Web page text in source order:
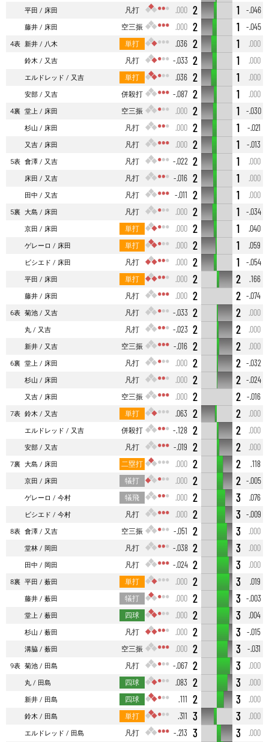
平田 床田 凡打 .000 2 1
-.046
藤井
床田 空三振 .000 2 1
-.045
4表 新井 八木 単打 .036 2 1
.000
鈴木
又吉 凡打 -.033 2 1
.000
エルドレッド
又吉 単打 .036 2 1
.000
安部
又吉 併殺打 -.087 2 1
.000
4裏 堂上 床田 空三振 .000 2 1
-.030
杉山
床田 凡打 .000 2 1
-.021
又吉
床田 凡打 .000 2 1
-.013
5表 會澤 又吉 凡打 -.022 2 1
.000
床田
又吉 凡打 -.016 2 1
.000
田中
又吉 凡打 -.011 2 1
.000
5裏 大島 床田 凡打 .000 2 1
-.034
京田
床田 単打 .000 2 1
.040
ゲレーロ
床田 単打 .000 2 1
.059
ビシエド
床田 凡打 .000 2 1
-.054
平田
床田 単打 .000 2 2
.166
藤井
床田 凡打 .000 2 2 -.074
6表 菊池 又吉 凡打 -.033 2 2
.000
丸
又吉 凡打 -.023 2 2
.000
新井
又吉 空三振 -.016 2 2
.000
6裏 堂上 床田 凡打 .000 2 2 -.032
杉山
床田 凡打 .000 2 2 -.024
又吉
床田 空三振 .000 2 2
-.016
7表 鈴木 又吉 単打 .063 2 2
.000
エルドレッド
又吉 併殺打 -.128 2 2
.000
安部
又吉 凡打 -.019 2 2
.000
7裏 大島 床田 二塁打 .000 2 2
.118
京田
床田 犠打 .000 2 2 -.005
ゲレーロ
今村 犠飛 .000 2 3
.076
ビシエド
今村 凡打 .000 2 3 -.009
8表 會澤 又吉 空三振 -.051 2 3
.000
堂林
岡田 凡打 -.038 2 3
.000
田中
岡田 凡打 -.024 2 3
.000
8裏 平田 薮田 単打 .000 2 3
.019
藤井
薮田 犠打 .000 2 3 -.003
堂上
薮田 四球 .000 2 3
.004
杉山
薮田 凡打 .000 2 3
-.015
溝脇
薮田 空三振 .000 2 3
-.031
9表 菊池 田島 凡打 -.067 2 3
.000
丸
田島 四球 .083 2 3
.000
新井
田島 四球 .111 2 3
.000
鈴木
田島 単打 .311 3 3
.000
エルドレッド
田島 凡打 -.213 3 3
.000